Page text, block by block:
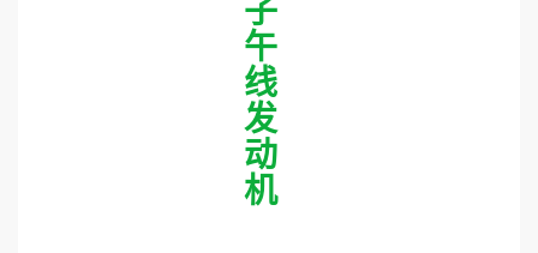
子
午
线
发
动
机